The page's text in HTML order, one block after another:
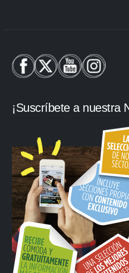
¡Suscríbete a nuestra